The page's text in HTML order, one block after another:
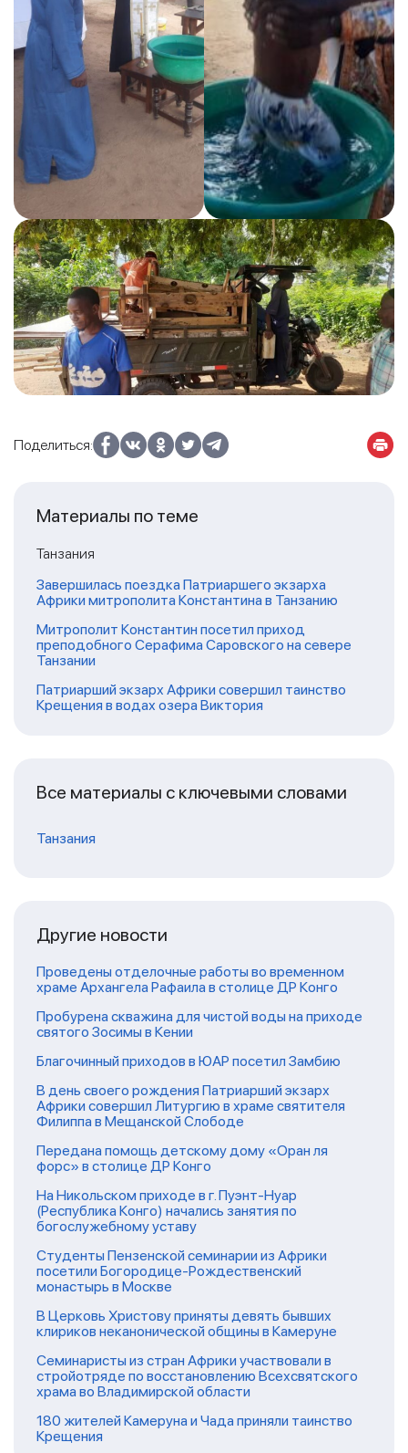
Поделиться:
Материалы по теме
Танзания
Завершилась поездка Патриаршего экзарха
Африки митрополита Константина в Танзанию
Митрополит Константин посетил приход
преподобного Серафима Саровского на севере
Танзании
Патриарший экзарх Африки совершил таинство
Крещения в водах озера Виктория
Все материалы с ключевыми словами
Танзания
Другие новости
Проведены отделочные работы во временном
храме Архангела Рафаила в столице ДР Конго
Пробурена скважина для чистой воды на приходе
святого Зосимы в Кении
Благочинный приходов в ЮАР посетил Замбию
В день своего рождения Патриарший экзарх
Африки совершил Литургию в храме святителя
Филиппа в Мещанской Слободе
Передана помощь детскому дому «Оран ля
форс» в столице ДР Конго
На Никольском приходе в г. Пуэнт-Нуар
(Республика Конго) начались занятия по
богослужебному уставу
Студенты Пензенской семинарии из Африки
посетили Богородице-Рождественский
монастырь в Москве
В Церковь Христову приняты девять бывших
клириков неканонической общины в Камеруне
Семинаристы из стран Африки участвовали в
стройотряде по восстановлению Всехсвятского
храма во Владимирской области
180 жителей Камеруна и Чада приняли таинство
Крещения